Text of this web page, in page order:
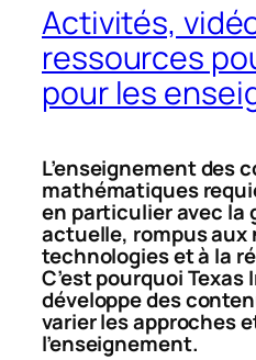
Activités,
ressources
pour les
L’enseignement des
mathématiques
en particulier avec la
actuelle, rompus aux
technologies et à la
C’est pourquoi
développe des
varier les approches
l’enseignement.